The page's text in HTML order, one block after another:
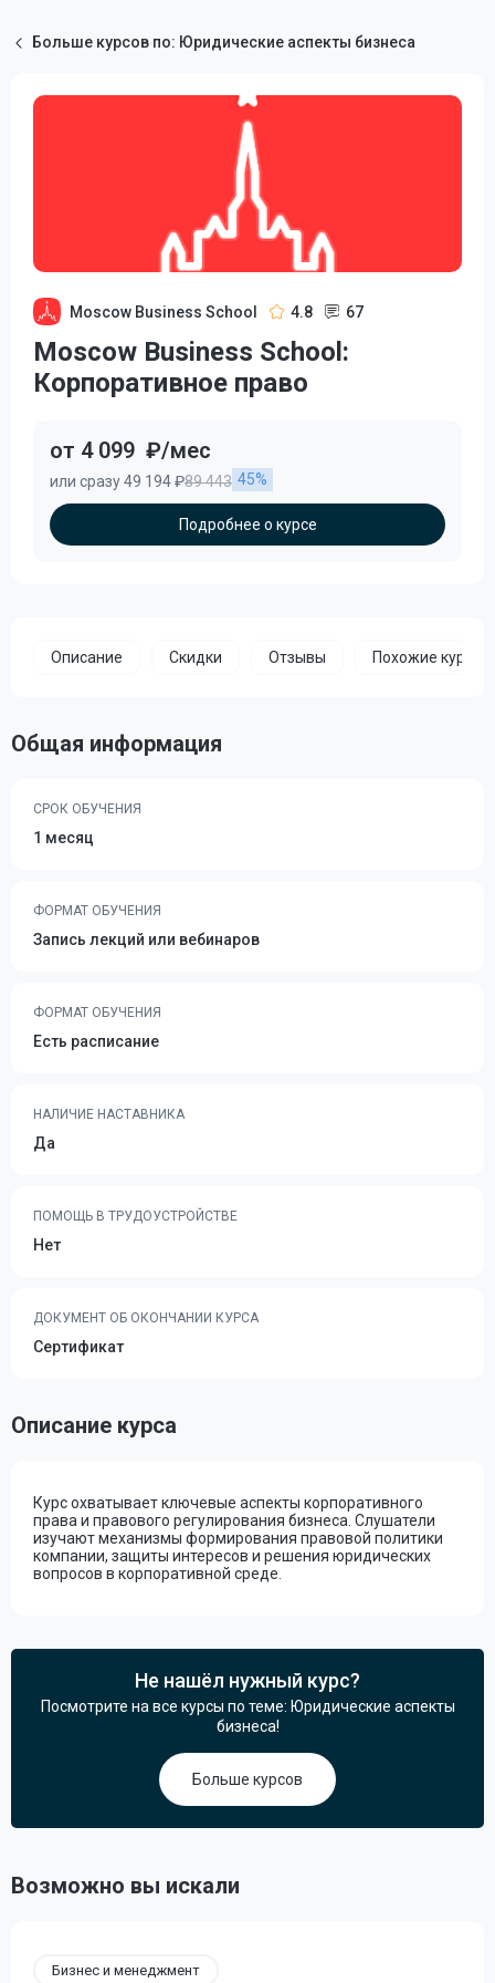
Больше курсов по: Юридические аспекты бизнеса
Moscow Business School 4.8 67
Moscow Business School:
Корпоративное право
от 4 099 ₽/мес
или сразу 49 194 ₽89 443 45%
Подробнее о курсе
Описание Скидки Отзывы Похожие курсы
Общая информация
СРОК ОБУЧЕНИЯ
1 месяц
ФОРМАТ ОБУЧЕНИЯ
Запись лекций или вебинаров
ФОРМАТ ОБУЧЕНИЯ
Есть расписание
НАЛИЧИЕ НАСТАВНИКА
Да
ПОМОЩЬ В ТРУДОУСТРОЙСТВЕ
Нет
ДОКУМЕНТ ОБ ОКОНЧАНИИ КУРСА
Сертификат
Описание курса
Курс охватывает ключевые аспекты корпоративного
права и правового регулирования бизнеса. Слушатели
изучают механизмы формирования правовой политики
компании, защиты интересов и решения юридических
вопросов в корпоративной среде.
Не нашёл нужный курс?
Посмотрите на все курсы по теме: Юридические аспекты
бизнеса!
Больше курсов
Возможно вы искали
Бизнес и менеджмент